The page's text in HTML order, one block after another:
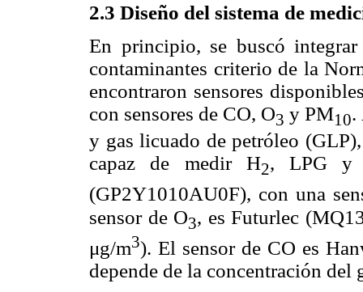
2.3 Diseño del sistema de
En principio, se buscó
contaminantes criterio de la
encontraron sensores
con sensores de CO, O3 y PM10.
y gas licuado de petróleo
capaz de medir H2, LPG y
(GP2Y1010AU0F), con una
sensor de O3, es Futurlec
μg/m3). El sensor de CO es
depende de la concentración del